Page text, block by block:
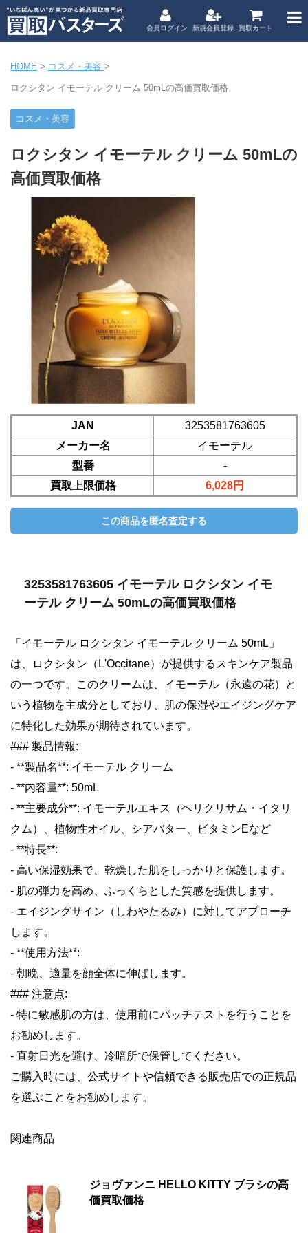
会員ログイン 新規会員登録 買取カート
HOME > コスメ・美容 >
ロクシタン イモーテル クリーム 50mLの高価買取価格
コスメ・美容
ロクシタン イモーテル クリーム 50mLの
高価買取価格
JAN
3253581763605
メーカー名
イモーテル
型番
-
買取上限価格
6,028円
3253581763605 イモーテル ロクシタン イモ
ーテル クリーム 50mLの高価買取価格
「イモーテル ロクシタン イモーテル クリーム 50mL」
は、ロクシタン（L'Occitane）が提供するスキンケア製品
の一つです。このクリームは、イモーテル（永遠の花）と
いう植物を主成分としており、肌の保湿やエイジングケア
に特化した効果が期待されています。
### 製品情報:
- **製品名**: イモーテル クリーム
- **内容量**: 50mL
- **主要成分**: イモーテルエキス（ヘリクリサム・イタリ
クム）、植物性オイル、シアバター、ビタミンEなど
- **特長**:
- 高い保湿効果で、乾燥した肌をしっかりと保護します。
- 肌の弾力を高め、ふっくらとした質感を提供します。
- エイジングサイン（しわやたるみ）に対してアプローチ
します。
- **使用方法**:
- 朝晩、適量を顔全体に伸ばします。
### 注意点:
- 特に敏感肌の方は、使用前にパッチテストを行うことを
お勧めします。
- 直射日光を避け、冷暗所で保管してください。
ご購入時には、公式サイトや信頼できる販売店での正規品
を選ぶことをお勧めします。
関連商品
ジョヴァンニ HELLO KITTY ブラシの高
価買取価格